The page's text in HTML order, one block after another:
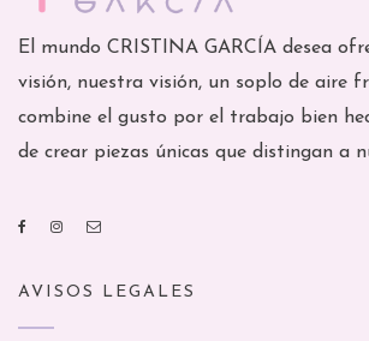
El mundo CRISTINA GARCÍA desea
visión, nuestra visión, un soplo de aire
combine el gusto por el trabajo bien
de crear piezas únicas que distingan a
AVISOS LEGALES